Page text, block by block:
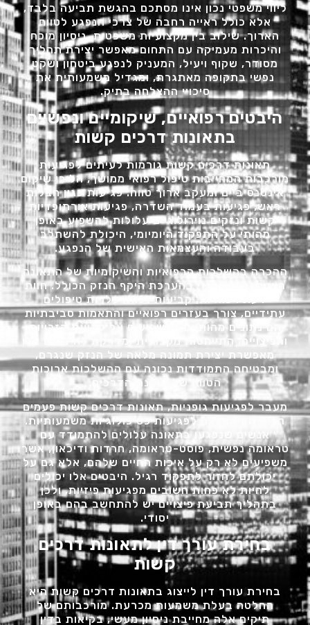
ליווי משפטי נכון אינו מסתכם בהגשת תביעה בלבד,
אלא כולל ראייה רחבה של צרכי הנפגע לטווח
הארוך. שילוב בין מקצועיות משפטית, ניסיון מוכח
והיכרות מעמיקה עם התחום מאפשר יצירת תהליך
מסודר, שקוף ויעיל, המעניק לנפגע ביטחון ושקט
נפשי בתקופה מאתגרת, ומגדיל משמעותית את
סיכויי ההצלחה בתיק.
היבטים רפואיים, שיקומיים ונפשיים
בתאונות דרכים קשות
תאונות דרכים קשות גורמות לעיתים לפגיעות
מורכבות המחייבות טיפול רפואי ממושך, הליכי שיקום
אינטנסיביים ומעקב ארוך טווח. פגיעות כגון חבלות
ראש, פגיעות בעמוד השדרה, פגיעות אורתופדיות
קשות ונזקים נוירולוגיים עלולות להשפיע באופן
מהותי על התפקוד היומיומי, היכולת להשתלב
בעבודה והעצמאות האישית של הנפגע.
ההכרה בהשלכות הרפואיות והשיקומיות של התאונה
היא מרכיב מרכזי בהערכת היקף הנזק הכולל. חוות
דעת רפואיות, קביעות נכות, עלויות טיפולים
עתידיים, צורך בעזרים רפואיים והתאמות סביבתיות
הם נתונים מהותיים המשפיעים על קביעת הזכויות
והפיצויים. התייחסות מקצועית ומדויקת להיבטים אלו
מאפשרת יצירת תמונה מלאה של הנזק שנגרם,
ומבטיחה התמודדות נכונה עם ההשלכות ארוכות
הטווח של תאונת הדרכים.
מעבר לפגיעות גופניות, תאונות דרכים קשות פעמים
רבות מביאות גם לפגיעות פסיכולוגיות משמעותיות.
אנשים שנפגעו בתאונה עלולים להתמודד עם
טראומה נפשית, פוסט-טראומה, חרדות ודיכאון, אשר
משפיעים לא רק על איכות החיים שלהם, אלא גם על
יכולתם לחזור לתפקוד רגיל. היבטים אלו יכולים
להיות לא פחות חשובים מפגיעות פיזיות, ולכן
בתהליך תביעת פיצויים יש להתחשב בהם באופן
יסודי.
בחירת עורך דין לתאונות דרכים
קשות
בחירת עורך דין לייצוג בתאונות דרכים קשות היא
החלטה בעלת משמעות מכרעת. מורכבותם של
תיקים אלה מחייבת ניסיון מעשי, בקיאות בדין